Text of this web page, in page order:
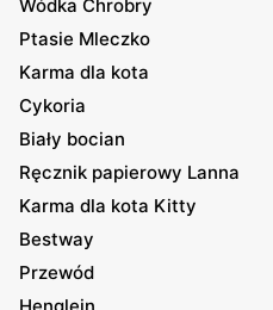
Wódka Chrobry
Ptasie Mleczko
Karma dla kota
Cykoria
Biały bocian
Ręcznik papierowy Lanna
Karma dla kota Kitty
Bestway
Przewód